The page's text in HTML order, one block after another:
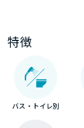
特徴
バス・トイレ別